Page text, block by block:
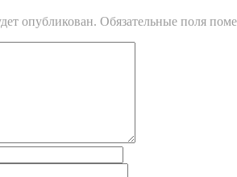
опубликован. Обязательные поля